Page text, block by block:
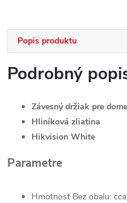
Popis produktu
Podrobný
Závesný držiak pre
Hliníková zliatina
Hikvision White
Parametre
Hmotnosť Bez obalu: